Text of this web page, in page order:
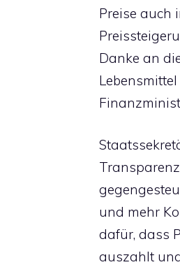
Preise auch
Danke an
und mehr
dafür, dass
auszahlt